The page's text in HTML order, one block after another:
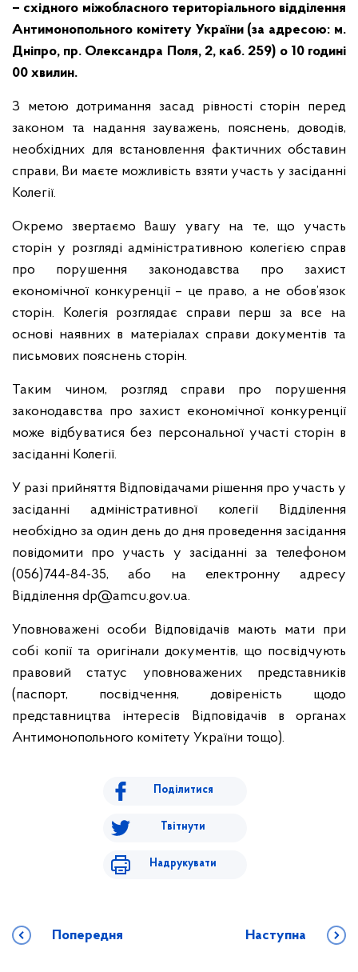
– східного міжобласного територіального відділення
Антимонопольного комітету України (за адресою: м.
Дніпро, пр. Олександра Поля, 2, каб. 259) о 10 годині
00 хвилин.
З метою дотримання засад рівності сторін перед
законом та надання зауважень, пояснень, доводів,
необхідних для встановлення фактичних обставин
справи, Ви маєте можливість взяти участь у засіданні
Колегії.
Окремо звертаємо Вашу увагу на те, що участь
сторін у розгляді адміністративною колегією справ
про порушення законодавства про захист
економічної конкуренції – це право, а не обов’язок
сторін. Колегія розглядає справи перш за все на
основі наявних в матеріалах справи документів та
письмових пояснень сторін.
Таким чином, розгляд справи про порушення
законодавства про захист економічної конкуренції
може відбуватися без персональної участі сторін в
засіданні Колегії.
У разі прийняття Відповідачами рішення про участь у
засіданні адміністративної колегії Відділення
необхідно за один день до дня проведення засідання
повідомити про участь у засіданні за телефоном
(056)744-84-35, або на електронну адресу
Відділення dp@amcu.gov.ua.
Уповноважені особи Відповідачів мають мати при
собі копії та оригінали документів, що посвідчують
правовий статус уповноважених представників
(паспорт, посвідчення, довіреність щодо
представництва інтересів Відповідачів в органах
Антимонопольного комітету України тощо).
Поділитися
Твітнути
Надрукувати
Попередня Наступна